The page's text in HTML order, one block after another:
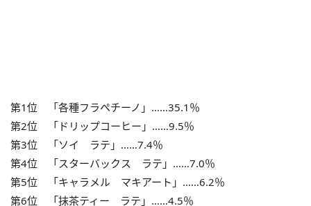
第1位 「各種フラペチーノ」……35.1％
第2位 「ドリップコーヒー」……9.5％
第3位 「ソイ ラテ」……7.4％
第4位 「スターバックス ラテ」……7.0％
第5位 「キャラメル マキアート」……6.2％
第6位 「抹茶ティー ラテ」……4.5％